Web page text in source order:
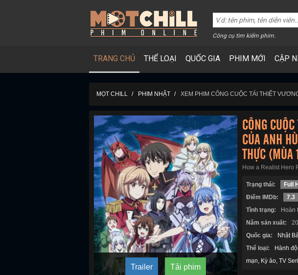
Công cụ tìm kiếm phim.
TRANG CHỦ THỂ LOẠI QUỐC GIA PHIM MỚI CẬP
MỌT CHILL PHIM NHẬT XEM PHIM CÔNG CUỘC TÁI THIẾT
Trailer Tải phim
CÔNG
CỦA ANH
THỰC (MÙA
How a Realist Hero
Trạng thái:
Full
Điểm IMDb:
7.3
Tình trạng:
Hoàn
Năm sản xuất:
Quốc gia:
Nhật
Thể loại:
Hành
mạn
Kỳ ảo TV